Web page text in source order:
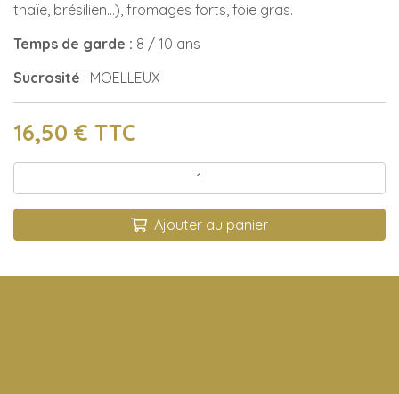
thaïe, brésilien…), fromages forts, foie gras.
Temps de garde : 8 / 10 ans
Sucrosité : MOELLEUX
16,50 € TTC
Qté :
Ajouter au panier